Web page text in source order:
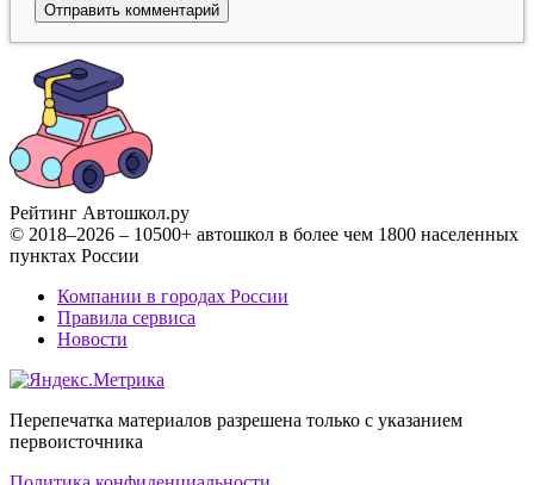
Рейтинг Автошкол.ру
© 2018–2026 – 10500+ автошкол в более чем 1800 населенных
пунктах России
Компании в городах России
Правила сервиса
Новости
Перепечатка материалов разрешена только с указанием
первоисточника